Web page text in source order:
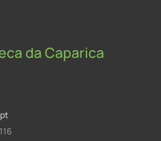
da Caparica